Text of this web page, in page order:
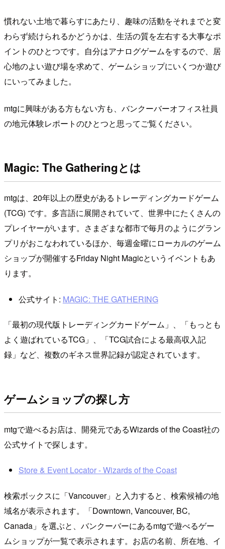
慣れない土地で暮らすにあたり、趣味の活動をそれまでと変
わらず続けられるかどうかは、生活の質を左右する大事なポ
イントのひとつです。自分はアナログゲームをするので、居
心地のよい遊び場を求めて、ゲームショップにいくつか遊び
にいってみました。
mtgに興味がある方もない方も、バンクーバーオフィス社員
の地元体験レポートのひとつと思ってご覧ください。
Magic: The Gatheringとは
mtgは、20年以上の歴史があるトレーディングカードゲーム
(TCG) です。多言語に展開されていて、世界中にたくさんの
プレイヤーがいます。さまざまな都市で毎月のようにグラン
プリがおこなわれているほか、毎週金曜にローカルのゲーム
ショップが開催するFriday Night Magicというイベントもあ
ります。
公式サイト: MAGIC: THE GATHERING
「最初の現代版トレーディングカードゲーム」、「もっとも
よく遊ばれているTCG」、「TCG試合による最高収入記
録」など、複数のギネス世界記録が認定されています。
ゲームショップの探し方
mtgで遊べるお店は、開発元であるWizards of the Coast社の
公式サイトで探します。
Store & Event Locator - Wizards of the Coast
検索ボックスに「Vancouver」と入力すると、検索候補の地
域名が表示されます。「Downtown, Vancouver, BC,
Canada」を選ぶと、バンクーバーにあるmtgで遊べるゲー
ムショップが一覧で表示されます。お店の名前、所在地、イ